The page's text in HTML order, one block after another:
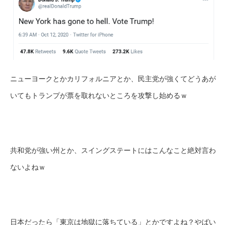
ニューヨークとかカリフォルニアとか、民主党が強くてどうあが
いてもトランプが票を取れないところを攻撃し始めるｗ
共和党が強い州とか、スイングステートにはこんなこと絶対言わ
ないよねｗ
日本だったら「東京は地獄に落ちている」とかですよね？やばい